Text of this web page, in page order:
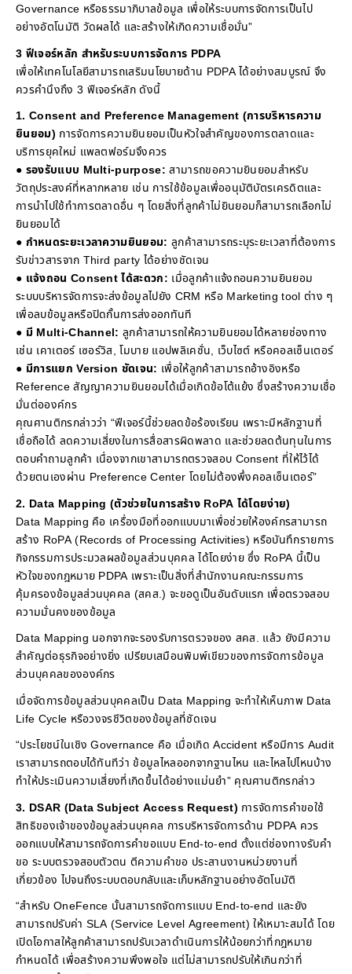
Governance หรือธรรมาภิบาลข้อมูล เพื่อให้ระบบการจัดการเป็นไป
อย่างอัตโนมัติ วัดผลได้ และสร้างให้เกิดความเชื่อมั่น”
3 ฟีเจอร์หลัก สำหรับระบบการจัดการ PDPA
เพื่อให้เทคโนโลยีสามารถเสริมนโยบายด้าน PDPA ได้อย่างสมบูรณ์ จึง
ควรคำนึงถึง 3 ฟีเจอร์หลัก ดังนี้
1. Consent and Preference Management (การบริหารความ
ยินยอม) การจัดการความยินยอมเป็นหัวใจสำคัญของการตลาดและ
บริการยุคใหม่ แพลตฟอร์มจึงควร
● รองรับแบบ Multi-purpose: สามารถขอความยินยอมสำหรับ
วัตถุประสงค์ที่หลากหลาย เช่น การใช้ข้อมูลเพื่ออนุมัติบัตรเครดิตและ
การนำไปใช้ทำการตลาดอื่น ๆ โดยสิ่งที่ลูกค้าไม่ยินยอมก็สามารถเลือกไม่
ยินยอมได้
● กำหนดระยะเวลาความยินยอม: ลูกค้าสามารถระบุระยะเวลาที่ต้องการ
รับข่าวสารจาก Third party ได้อย่างชัดเจน
● แจ้งถอน Consent ได้สะดวก: เมื่อลูกค้าแจ้งถอนความยินยอม
ระบบบริหารจัดการจะส่งข้อมูลไปยัง CRM หรือ Marketing tool ต่าง ๆ
เพื่อลบข้อมูลหรือปิดกั้นการส่งออกทันที
● มี Multi-Channel: ลูกค้าสามารถให้ความยินยอมได้หลายช่องทาง
เช่น เคาเตอร์ เซอร์วิส, โมบาย แอปพลิเคชั่น, เว็บไซต์ หรือคอลเซ็นเตอร์
● มีการแยก Version ชัดเจน: เพื่อให้ลูกค้าสามารถอ้างอิงหรือ
Reference สัญญาความยินยอมได้เมื่อเกิดข้อโต้แย้ง ซึ่งสร้างความเชื่อ
มั่นต่อองค์กร
คุณศานติกรกล่าวว่า “ฟีเจอร์นี้ช่วยลดข้อร้องเรียน เพราะมีหลักฐานที่
เชื่อถือได้ ลดความเสี่ยงในการสื่อสารผิดพลาด และช่วยลดต้นทุนในการ
ตอบคำถามลูกค้า เนื่องจากเขาสามารถตรวจสอบ Consent ที่ให้ไว้ได้
ด้วยตนเองผ่าน Preference Center โดยไม่ต้องพึ่งคอลเซ็นเตอร์”
2. Data Mapping (ตัวช่วยในการสร้าง RoPA ได้โดยง่าย)
Data Mapping คือ เครื่องมือที่ออกแบบมาเพื่อช่วยให้องค์กรสามารถ
สร้าง RoPA (Records of Processing Activities) หรือบันทึกรายการ
กิจกรรมการประมวลผลข้อมูลส่วนบุคคล ได้โดยง่าย ซึ่ง RoPA นี้เป็น
หัวใจของกฎหมาย PDPA เพราะเป็นสิ่งที่สำนักงานคณะกรรมการ
คุ้มครองข้อมูลส่วนบุคคล (สคส.) จะขอดูเป็นอันดับแรก เพื่อตรวจสอบ
ความมั่นคงของข้อมูล
Data Mapping นอกจากจะรองรับการตรวจของ สคส. แล้ว ยังมีความ
สำคัญต่อธุรกิจอย่างยิ่ง เปรียบเสมือนพิมพ์เขียวของการจัดการข้อมูล
ส่วนบุคคลขององค์กร
เมื่อจัดการข้อมูลส่วนบุคคลเป็น Data Mapping จะทำให้เห็นภาพ Data
Life Cycle หรือวงจรชีวิตของข้อมูลที่ชัดเจน
“ประโยชน์ในเชิง Governance คือ เมื่อเกิด Accident หรือมีการ Audit
เราสามารถตอบได้ทันทีว่า ข้อมูลไหลออกจากฐานไหน และไหลไปไหนบ้าง
ทำให้ประเมินความเสี่ยงที่เกิดขึ้นได้อย่างแม่นยำ” คุณศานติกรกล่าว
3. DSAR (Data Subject Access Request) การจัดการคำขอใช้
สิทธิของเจ้าของข้อมูลส่วนบุคคล การบริหารจัดการด้าน PDPA ควร
ออกแบบให้สามารถจัดการคำขอแบบ End-to-end ตั้งแต่ช่องทางรับคำ
ขอ ระบบตรวจสอบตัวตน ตีความคำขอ ประสานงานหน่วยงานที่
เกี่ยวข้อง ไปจนถึงระบบตอบกลับและเก็บหลักฐานอย่างอัตโนมัติ
“สำหรับ OneFence นั้นสามารถจัดการแบบ End-to-end และยัง
สามารถปรับค่า SLA (Service Level Agreement) ให้เหมาะสมได้ โดย
เปิดโอกาสให้ลูกค้าสามารถปรับเวลาดำเนินการให้น้อยกว่าที่กฎหมาย
กำหนดได้ เพื่อสร้างความพึงพอใจ แต่ไม่สามารถปรับให้เกินกว่าที่